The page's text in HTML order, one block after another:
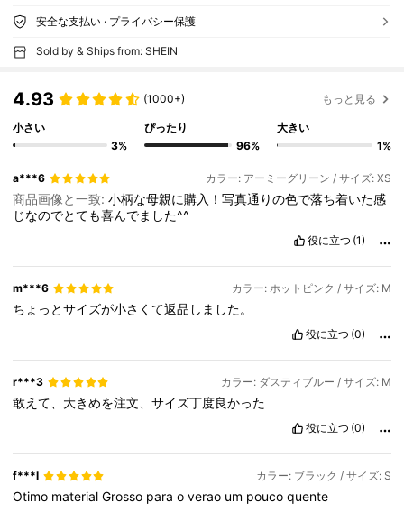
安全な支払い · プライバシー保護
Sold by & Ships from: SHEIN
4.93 (1000+) もっと見る
小さい
3%
ぴったり
96%
大きい
1%
a***6 カラー: アーミーグリーン / サイズ: XS
商品画像と一致:小柄な母親に購入！写真通りの色で落ち着いた感
じなのでとても喜んでました^^
役に立つ (1)
m***6 カラー: ホットピンク / サイズ: M
ちょっとサイズが小さくて返品しました。
役に立つ (0)
r***3 カラー: ダスティブルー / サイズ: M
敢えて、大きめを注文、サイズ丁度良かった
役に立つ (0)
f***l カラー: ブラック / サイズ: S
Otimo materialGrosso paraoverao um poucoquente